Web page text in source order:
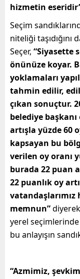
hizmetin
Seçim
niteliği taşıdığını
Seçer, “Siyasette
önünüze koyar.
yoklamaları
tahmin edilir,
çıkan sonuçtur.
belediye
artışla yüzde 60
kapsayan bu
verilen oy oranı
burada 22 puan
22 puanlık oy
memnun”
yerel seçimlerinde
bu anlayışın
“Azmimiz,